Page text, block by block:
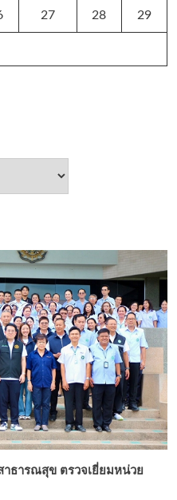
27 28 29
าธารณสุข ตรวจเยี่ยมหน่วย